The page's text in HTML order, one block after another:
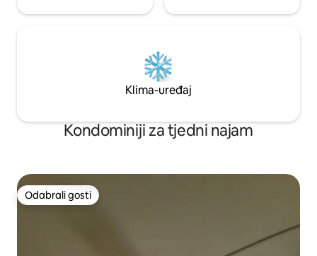
Klima-uređaj
Kondominiji za tjedni najam
Odabrali gosti
Odabrali gosti